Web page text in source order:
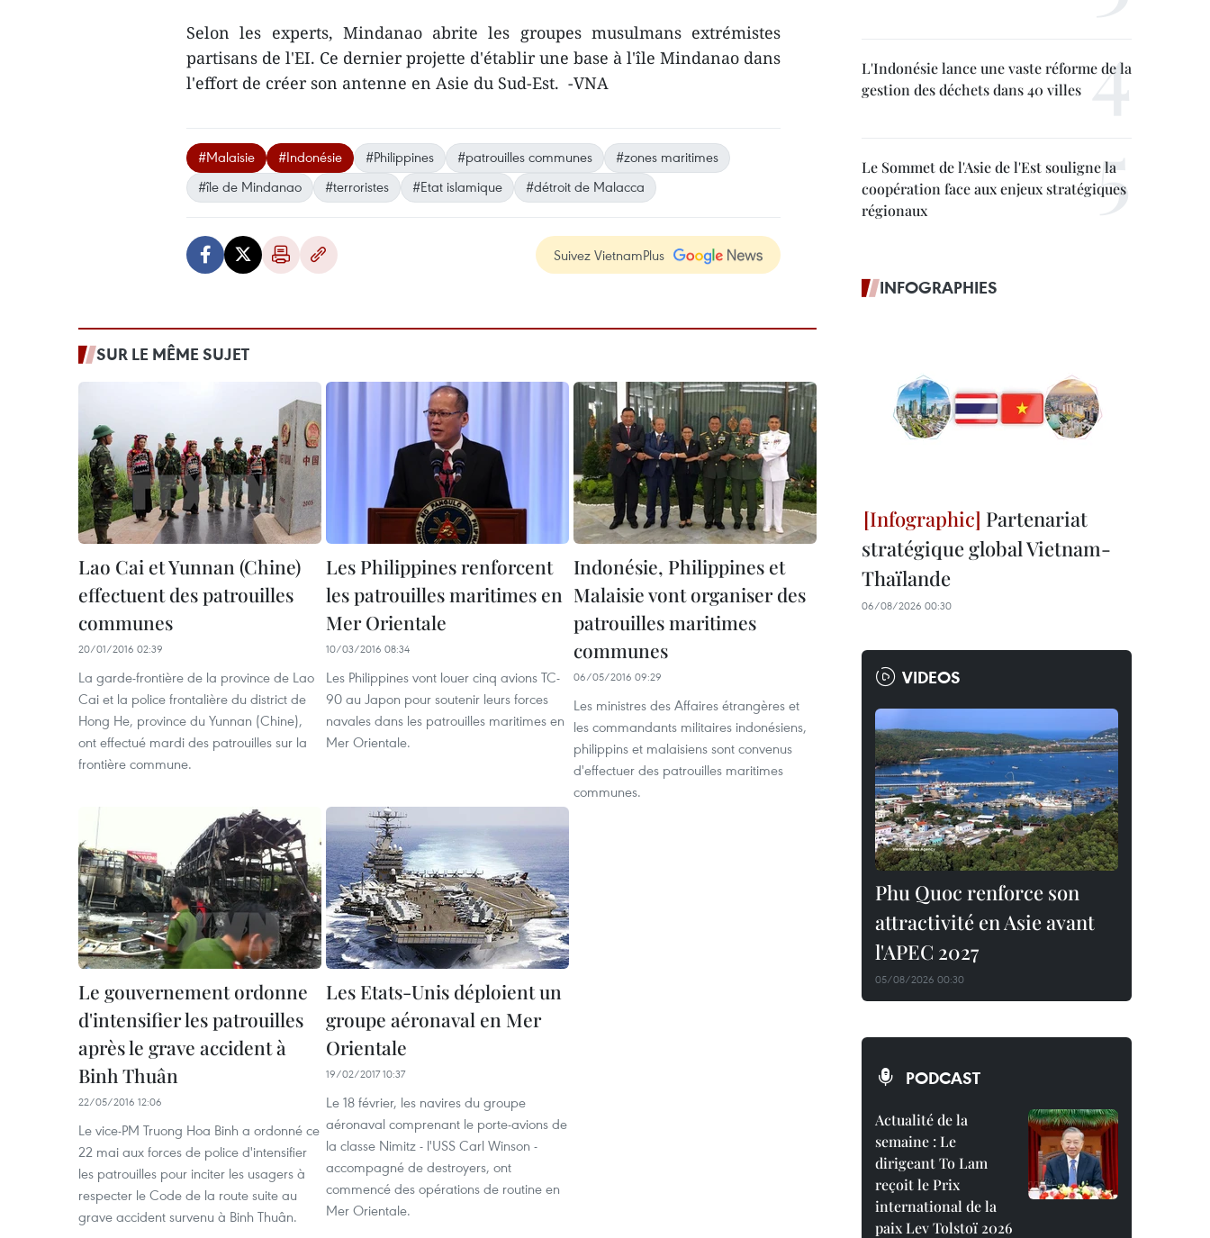
Selon les experts, Mindanao abrite les groupes musulmans extrémistes
partisans de l'EI. Ce dernier projette d'établir une base à l'île Mindanao dans
l'effort de créer son antenne en Asie du Sud-Est. -VNA
#Malaisie #Indonésie #Philippines #patrouilles communes
#zones maritimes
#île de Mindanao
#terroristes #Etat islamique #détroit de Malacca
Suivez VietnamPlus
SUR LE MÊME SUJET
Lao Cai et Yunnan (Chine)
effectuent des patrouilles
communes
20/01/2016 02:39
La garde-frontière de la province de Lao
Cai et la police frontalière ​du district de
Hong He, province du Yunnan (Chine),
ont effectué mardi des patrouilles sur la
frontière commune.
Les Philippines renforcent
les patrouilles maritimes en
Mer Orientale
10/03/2016 08:34
Les Philippines vont louer cinq avions TC-
90 au Japon pour soutenir leurs forces
navales dans les patrouilles maritimes en
Mer Orientale.
Indonésie, Philippines et
Malaisie vont organiser des
patrouilles maritimes
communes
06/05/2016 09:29
Les ministres des Affaires étrangères et
les commandants militaires indonésiens,
philippins et malaisiens sont convenus
d'effectuer des patrouilles maritimes
communes.
Le gouvernement ordonne
d'intensifier les patrouilles
après le grave accident à
Binh Thuân
22/05/2016 12:06
Le vice-PM Truong Hoa Binh a ordonné ce
22 mai aux forces de police d'intensifier
les patrouilles pour inciter les usagers à
respecter le Code de la route suite au
grave accident survenu à Binh Thuân.
Les Etats-Unis déploient un
groupe aéronaval en Mer
Orientale
19/02/2017 10:37
Le 18 février, les navires du groupe
aéronaval comprenant le porte-avions de
la classe Nimitz - l'USS Carl Winson -
accompagné de destroyers, ont
commencé des opérations de routine en
Mer Orientale.
L'Indonésie lance une vaste réforme de la
gestion des déchets dans 40 villes
Le Sommet de l'Asie de l'Est souligne la
coopération face aux enjeux stratégiques
régionaux
INFOGRAPHIES
Partenariat
stratégique global Vietnam-
Thaïlande
06/08/2026 00:30
VIDEOS
Phu Quoc renforce son
attractivité en Asie avant
l'APEC 2027
05/08/2026 00:30
PODCAST
Actualité de la
semaine : Le
dirigeant To Lam
reçoit le Prix
international de la
paix Lev Tolstoï 2026